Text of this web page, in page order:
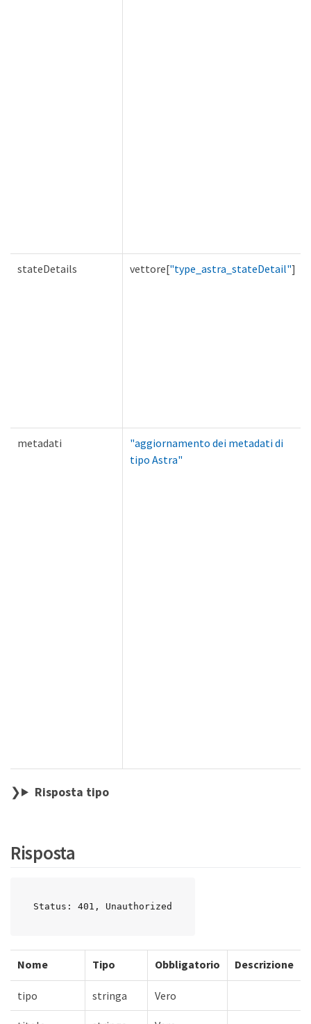
stateDetails vettore["type_astra_stateDetail"]
metadati
"aggiornamento dei metadati di
tipo Astra"
Risposta tipo
Risposta
Status: 401, Unauthorized
Nome Tipo Obbligatorio Descrizione
tipo stringa Vero